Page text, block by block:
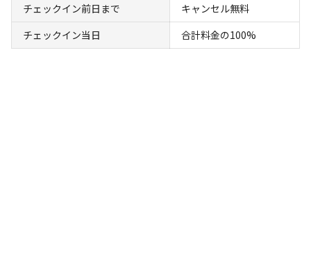
チェックイン前日まで
キャンセル無料
チェックイン当日
合計料金の100%
☆★R8.4月～料金改定することになりました。詳しくは公式
HP、インスタグラムをご覧ください★☆